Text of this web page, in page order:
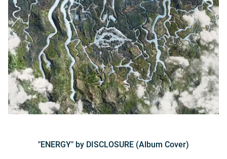
"ENERGY" by DISCLOSURE (Album Cover)